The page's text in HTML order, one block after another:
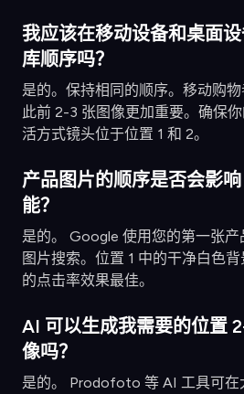
我应该在移动设备和桌面
库顺序吗？
是的。保持相同的顺序。移动购
此前 2-3 张图像更加重要。确保
活方式镜头位于位置 1 和 2。
产品图片的顺序是否会影
能？
是的。 Google 使用您的第一张
图片搜索。位置 1 中的干净白色
的点击率效果最佳。
AI 可以生成我需要的位置
像吗？
是的。 Prodofoto 等 AI 工具可在